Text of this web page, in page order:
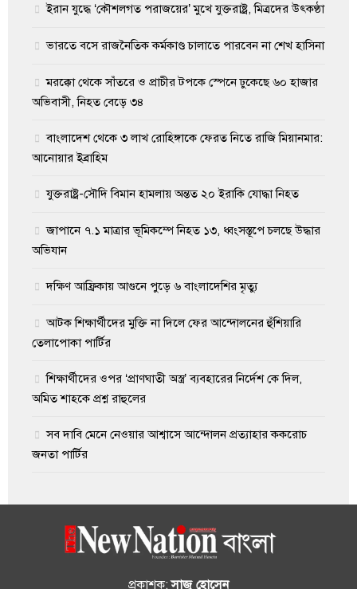
ইরান যুদ্ধে ‘কৌশলগত পরাজয়ের’ মুখে যুক্তরাষ্ট্র, মিত্রদের উৎকণ্ঠা
ভারতে বসে রাজনৈতিক কর্মকাণ্ড চালাতে পারবেন না শেখ হাসিনা
মরক্কো থেকে সাঁতরে ও প্রাচীর টপকে স্পেনে ঢুকেছে ৬০ হাজার
অভিবাসী, নিহত বেড়ে ৩৪
বাংলাদেশ থেকে ৩ লাখ রোহিঙ্গাকে ফেরত নিতে রাজি মিয়ানমার:
আনোয়ার ইব্রাহিম
যুক্তরাষ্ট্র-সৌদি বিমান হামলায় অন্তত ২০ ইরাকি যোদ্ধা নিহত
জাপানে ৭.১ মাত্রার ভূমিকম্পে নিহত ১৩, ধ্বংসস্তূপে চলছে উদ্ধার
অভিযান
দক্ষিণ আফ্রিকায় আগুনে পুড়ে ৬ বাংলাদেশির মৃত্যু
আটক শিক্ষার্থীদের মুক্তি না দিলে ফের আন্দোলনের হুঁশিয়ারি
তেলাপোকা পার্টির
শিক্ষার্থীদের ওপর ‘প্রাণঘাতী অস্ত্র’ ব্যবহারের নির্দেশ কে দিল,
অমিত শাহকে প্রশ্ন রাহুলের
সব দাবি মেনে নেওয়ার আশ্বাসে আন্দোলন প্রত্যাহার ককরোচ
জনতা পার্টির
প্রকাশক:সাজু হোসেন